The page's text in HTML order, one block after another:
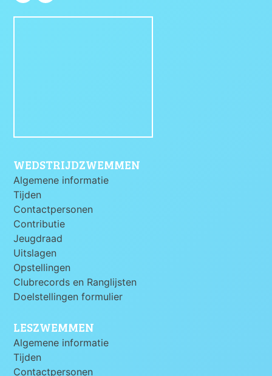
WEDSTRIJDZWEMMEN
Algemene informatie
Tijden
Contactpersonen
Contributie
Jeugdraad
Uitslagen
Opstellingen
Clubrecords en Ranglijsten
Doelstellingen formulier
LESZWEMMEN
Algemene informatie
Tijden
Contactpersonen